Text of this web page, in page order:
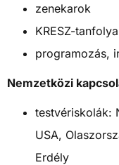
zenekarok
KRESZ-
programozás,
Nemzetközi
testvériskolák:
USA,
Erdély